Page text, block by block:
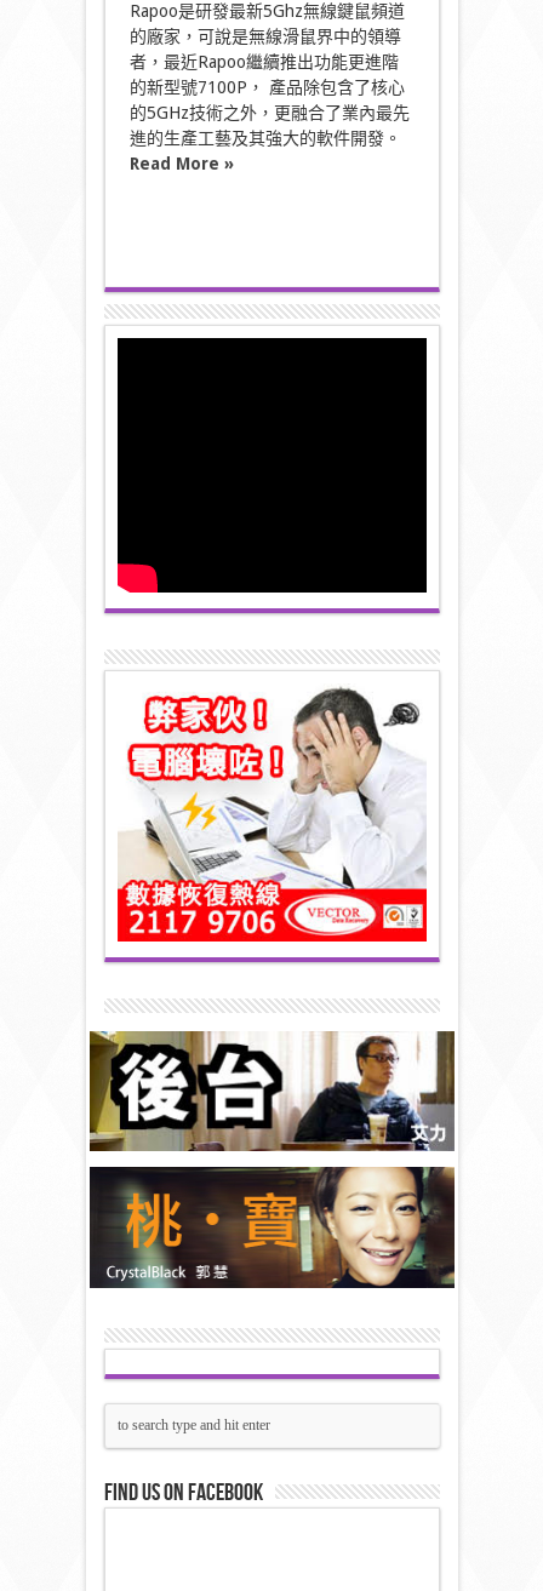
Rapoo是研發最新5Ghz無線鍵鼠頻道
的廠家，可說是無線滑鼠界中的領導
者，最近Rapoo繼續推出功能更進階
的新型號7100P， 產品除包含了核心
的5GHz技術之外，更融合了業內最先
進的生產工藝及其強大的軟件開發。
Read More »
Find us on Facebook